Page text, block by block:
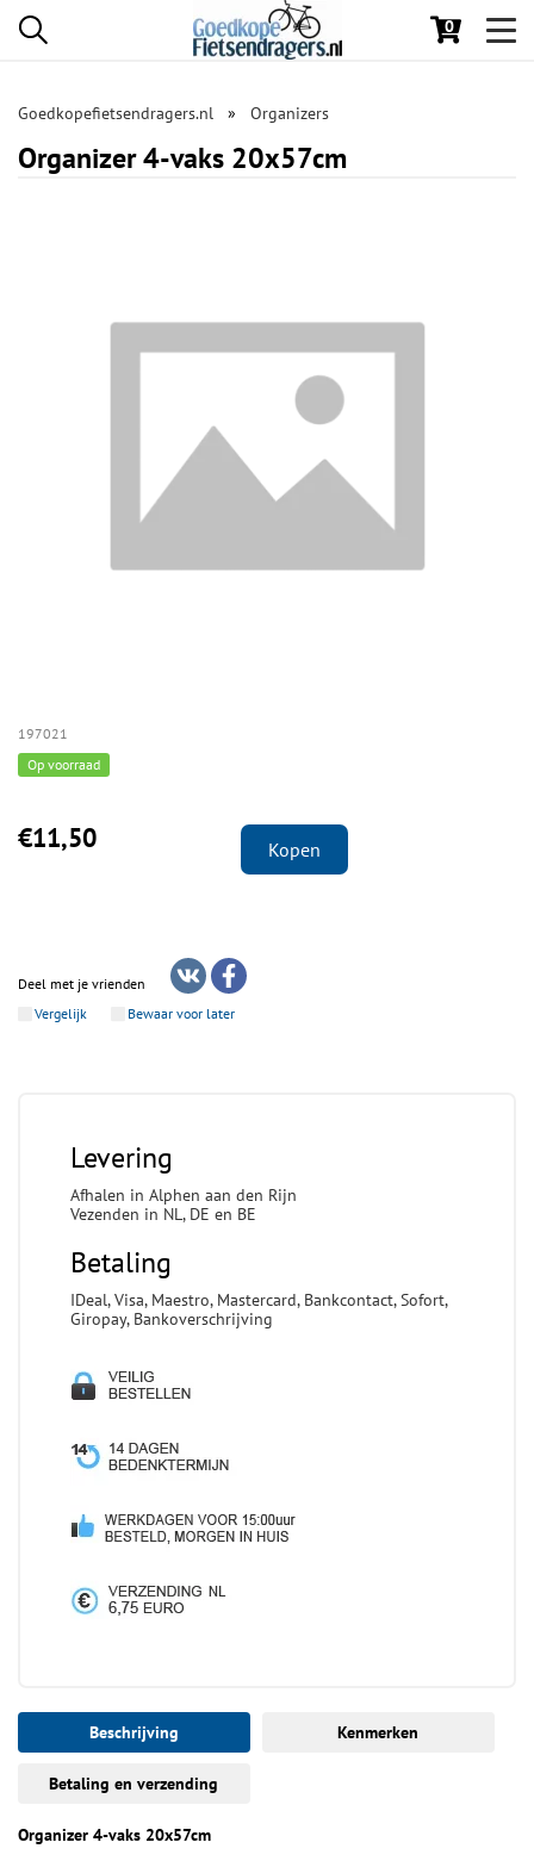
0
Goedkopefietsendragers.nl Organizers
Organizer 4-vaks 20x57cm
197021
Op voorraad
€11,50 Kopen
Deel met je vrienden
Vergelijk
Bewaar voor later
Levering
Afhalen in Alphen aan den Rijn
Vezenden in NL, DE en BE
Betaling
IDeal, Visa, Maestro, Mastercard, Bankcontact, Sofort,
Giropay, Bankoverschrijving
Beschrijving Kenmerken
Betaling en verzending
Organizer 4-vaks 20x57cm